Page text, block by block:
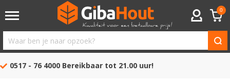
ACCOUNT
0
Waar
ben0517 - 76 4000 Bereikbaar tot 21.00 uur!